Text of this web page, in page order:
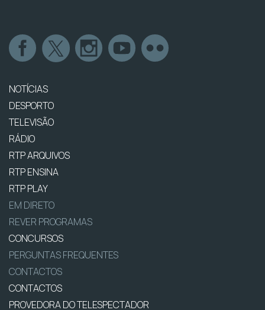
NOTÍCIAS
DESPORTO
TELEVISÃO
RÁDIO
RTP ARQUIVOS
RTP ENSINA
RTP PLAY
EM DIRETO
REVER PROGRAMAS
CONCURSOS
PERGUNTAS FREQUENTES
CONTACTOS
CONTACTOS
PROVEDORA DO TELESPECTADOR